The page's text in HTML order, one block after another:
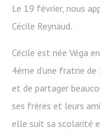
Le 19 février, nous
Cécile Reynaud.
Cécile est née Véga
4ème d’une fratrie
et de partager
ses frères et leurs
elle suit sa scolarité